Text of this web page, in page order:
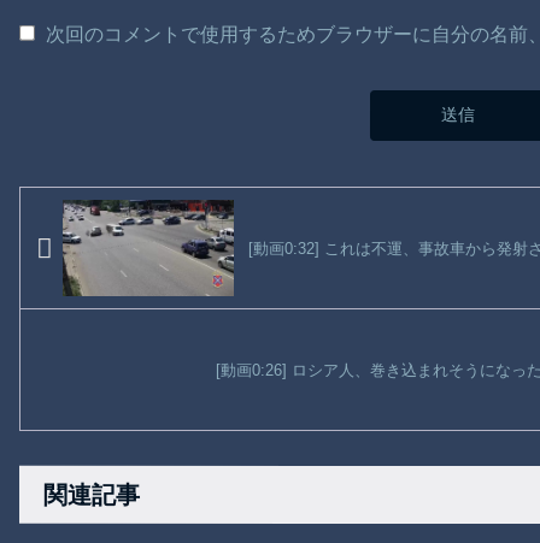
次回のコメントで使用するためブラウザーに自分の名
[動画0:32] これは不運、事故車から発射
[動画0:26] ロシア人、巻き込まれそうになっ
関連記事